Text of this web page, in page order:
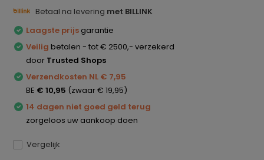
Betaal na levering met BILLINK
Laagste prijs garantie
Veilig betalen - tot € 2500,- verzekerd
door Trusted Shops
Verzendkosten NL € 7,95
BE € 10,95 (zwaar € 19,95)
14 dagen niet goed geld terug
zorgeloos uw aankoop doen
Vergelijk